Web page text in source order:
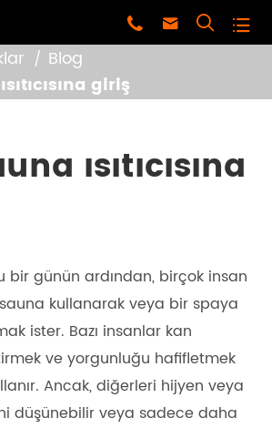
   
Blog
giriş
ısıtıcısına
bir günün ardından, birçok insan
kullanarak veya bir spaya
ister. Bazı insanlar kan
ve yorgunluğu hafifletmek
Ancak, diğerleri hijyen veya
düşünebilir veya sadece daha